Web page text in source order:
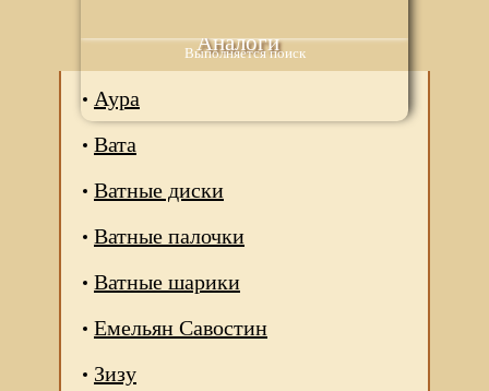
Выполняется поиск
Аналоги
Аура
Вата
Ватные диски
Ватные палочки
Ватные шарики
Емельян Савостин
Зизу